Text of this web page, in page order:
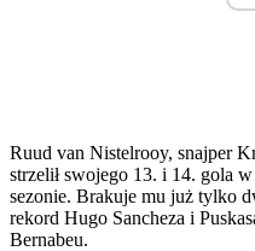
Ruud van Nistelrooy, snajper
strzelił swojego 13. i 14. gola
sezonie. Brakuje mu już tylko
rekord Hugo Sancheza i
Bernabeu.